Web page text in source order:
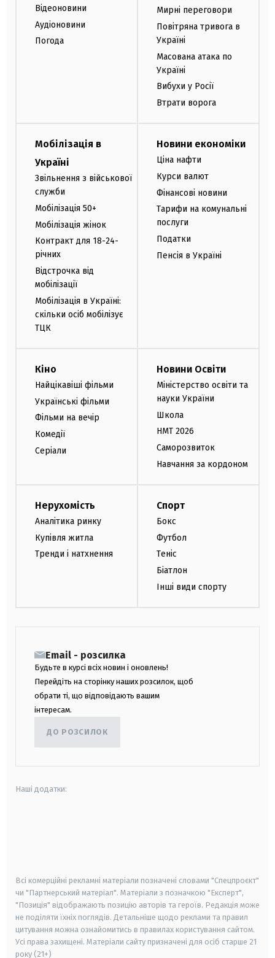
Відеоновини
Аудіоновини
Погода
Мирні переговори
Повітряна тривога в
Україні
Масована атака по
Україні
Вибухи у Росії
Втрати ворога
Мобілізація в
Україні
Звільнення з військової
служби
Мобілізація 50+
Мобілізація жінок
Контракт для 18-24-
річних
Відстрочка від
мобілізації
Мобілізація в Україні:
скільки осіб мобілізує
ТЦК
Новини економіки
Ціна нафти
Курси валют
Фінансові новини
Тарифи на комунальні
послуги
Податки
Пенсія в Україні
Кіно
Найцікавіші фільми
Українські фільми
Фільми на вечір
Комедії
Серіали
Новини Освіти
Міністерство освіти та
науки України
Школа
НМТ 2026
Саморозвиток
Навчання за кордоном
Нерухомість
Аналітика ринку
Купівля житла
Тренди і натхнення
Спорт
Бокс
Футбол
Теніс
Біатлон
Інші види спорту
Email - розсилка
Будьте в курсі всіх новин і оновлень!
Перейдіть на сторінку наших розсилок, щоб
обрати ті, що відповідають вашим
інтересам.
ДО РОЗСИЛОК
Наші додатки:
Всі комерційні рекламні матеріали позначені словами "Спецпроєкт"
чи "Партнерський матеріал". Матеріали з позначкою "Експерт",
"Позиція" відображають позицію авторів та героїв. Редакція може
не поділяти їхніх поглядів. Детальніше щодо реклами та правил
цитування можна ознайомитись в правилах користування сайтом.
Усі права захищені. Матеріали сайту призначені для осіб старше 21
року (21+)